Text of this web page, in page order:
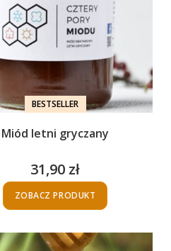
BESTSELLER
Miód letni gryczany
Cena
31,90 zł
ZOBACZ PRODUKT